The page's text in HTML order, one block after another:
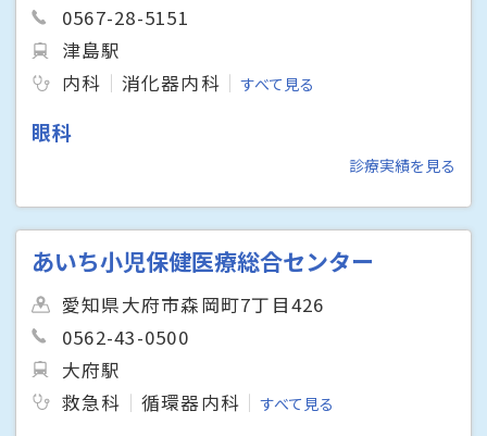
0567-28-5151
津島駅
内科
消化器内科 すべて見る
眼科
診療実績を見る
あいち小児保健医療総合センター
愛知県大府市森岡町7丁目426
0562-43-0500
大府駅
救急科
循環器内科 すべて見る